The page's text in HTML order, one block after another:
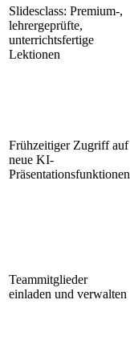
Slidesclass: Premium-,
lehrergeprüfte,
unterrichtsfertige
Lektionen
Frühzeitiger Zugriff auf
neue KI-
Präsentationsfunktionen
Teammitglieder
einladen und verwalten